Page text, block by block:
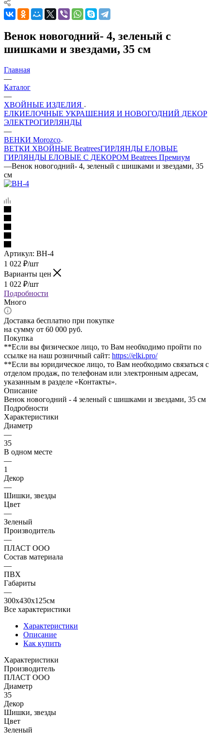
Венок новогодний- 4, зеленый с
шишками и звездами, 35 см
Главная
—
Каталог
—
ХВОЙНЫЕ ИЗДЕЛИЯ
ЕЛКИЕЛОЧНЫЕ УКРАШЕНИЯ И НОВОГОДНИЙ ДЕКОР
ЭЛЕКТРОГИРЛЯНДЫ
—
ВЕНКИ Morozco
ВЕТКИ ХВОЙНЫЕ BeatreesГИРЛЯНДЫ ЕЛОВЫЕ
ГИРЛЯНДЫ ЕЛОВЫЕ С ДЕКОРОМ Beatrees Премиум
—Венок новогодний- 4, зеленый с шишками и звездами, 35
см
Артикул: ВН-4
1 022 ₽/шт
Варианты цен
1 022 ₽/шт
Подробности
Много
Доставка бесплатно при покупке
на сумму от 60 000 руб.
Покупка
**Если вы физическое лицо, то Вам необходимо пройти по
ссылке на наш розничный сайт: https://elki.pro/
**Если вы юридическое лицо, то Вам необходимо связаться с
отделом продаж, по телефонам или электронным адресам,
указанным в разделе «Контакты».
Описание
Венок новогодний - 4 зеленый с шишками и звездами, 35 см
Подробности
Характеристики
Диаметр
—
35
В одном месте
—
1
Декор
—
Шишки, звезды
Цвет
—
Зеленый
Производитель
—
ПЛАСТ ООО
Состав материала
—
ПВХ
Габариты
—
300x430x125см
Все характеристики
Характеристики
Описание
Как купить
Характеристики
Производитель
ПЛАСТ ООО
Диаметр
35
Декор
Шишки, звезды
Цвет
Зеленый